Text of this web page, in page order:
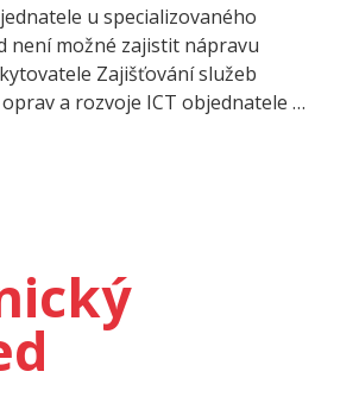
u specializovaného
není možné zajistit nápravu
Zajišťování služeb
a rozvoje ICT objednatele …